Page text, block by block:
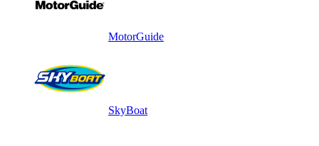
MotorGuide
SkyBoat